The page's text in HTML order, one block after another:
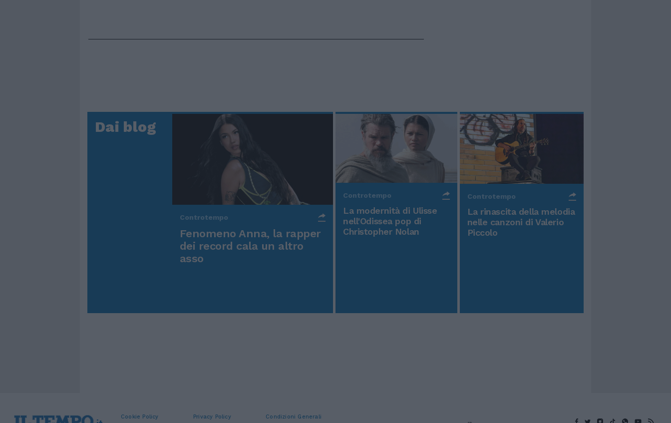
Dai blog
Controtempo
Fenomeno Anna, la rapper
dei record cala un altro
asso
Controtempo
La modernità di Ulisse
nell'Odissea pop di
Christopher Nolan
Controtempo
La rinascita della melodia
nelle canzoni di Valerio
Piccolo
Cookie Policy Privacy Policy Condizioni Generali